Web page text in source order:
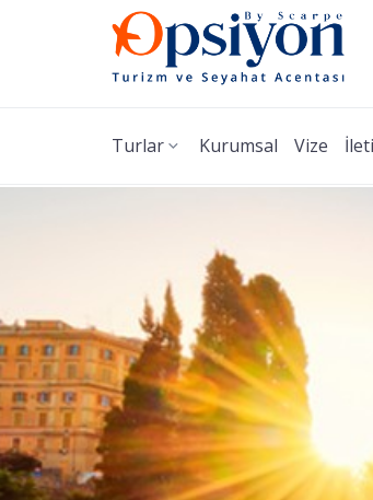
Turlar Kurumsal Vize